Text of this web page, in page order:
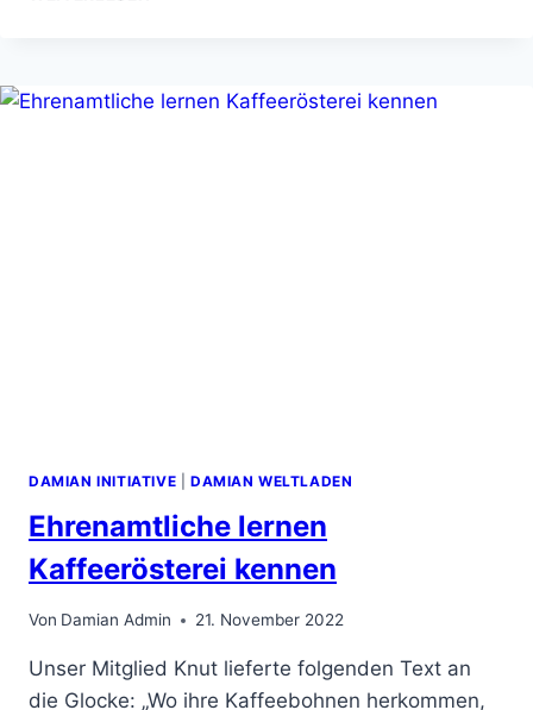
APRIL)
DAMIAN INITIATIVE DAMIAN WELTLADEN
Ehrenamtliche lernen
Kaffeerösterei kennen
Von Damian Admin 21. November 2022
Unser Mitglied Knut lieferte folgenden Text an
die Glocke: „Wo ihre Kaffeebohnen herkommen,